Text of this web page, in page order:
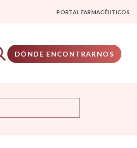
PORTAL FARMACÉUTICOS
DÓNDE ENCONTRARNOS